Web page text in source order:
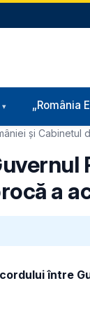
„România
și
a
între